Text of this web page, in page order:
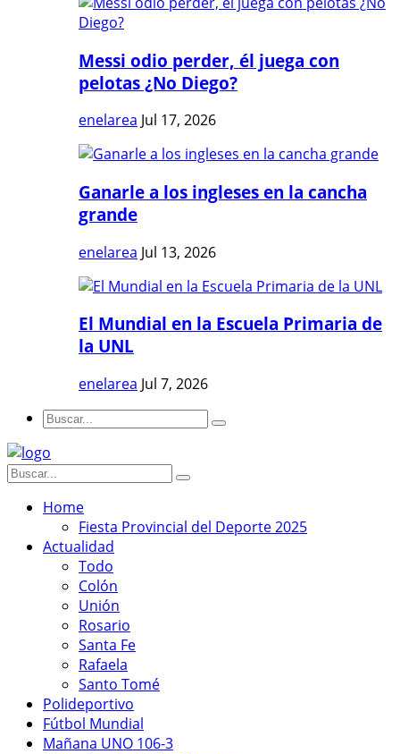
Messi odio perder, él juega con
pelotas ¿No Diego?
enelarea Jul 17, 2026
Ganarle a los ingleses en la cancha
grande
enelarea Jul 13, 2026
El Mundial en la Escuela Primaria de
la UNL
enelarea Jul 7, 2026
Home
Fiesta Provincial del Deporte 2025
Actualidad
Todo
Colón
Unión
Rosario
Santa Fe
Rafaela
Santo Tomé
Polideportivo
Fútbol Mundial
Mañana UNO 106-3